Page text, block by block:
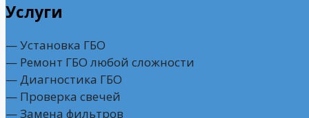
Услуги
— Установка ГБО
— Ремонт ГБО любой сложности
— Диагностика ГБО
— Проверка свечей
— Замена фильтров